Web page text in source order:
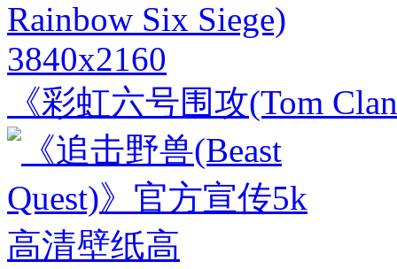
3840x2160
《彩虹六号围攻(Tom